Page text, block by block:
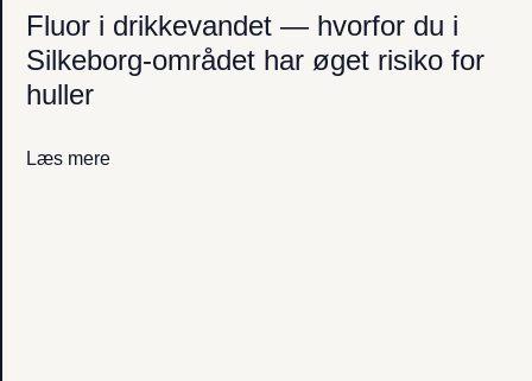
Fluor i drikkevandet — hvorfor du i
Silkeborg-området har øget risiko for
huller
Læs mere